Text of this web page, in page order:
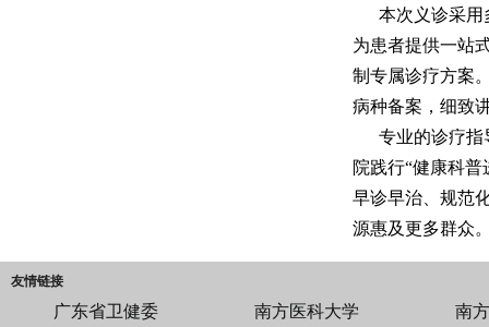
本次义诊采
为患者提供一站
制专属诊疗方案
病种备案，细致
专业的诊疗
院践行“健康科
早诊早治、规范
源惠及更多群众
友情链接
广东省卫健委 南方医科大学 南